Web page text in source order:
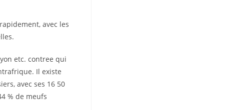
avec les
etc. contree qui
Il existe
avec ses 16 50
% de meufs